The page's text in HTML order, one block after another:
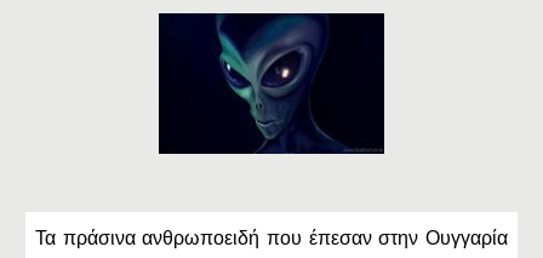
Τα πράσινα ανθρωποειδή που έπεσαν στην Ουγγαρία